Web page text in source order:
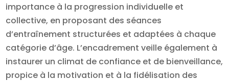
importance à la progression individuelle et
collective, en proposant des séances
d’entraînement structurées et adaptées à chaque
catégorie d’âge. L’encadrement veille également à
instaurer un climat de confiance et de bienveillance,
propice à la motivation et à la fidélisation des